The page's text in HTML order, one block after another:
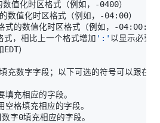
，相比上一个格式增加 ':'
充数字字段；以下可选的符号可以跟在